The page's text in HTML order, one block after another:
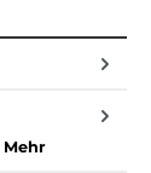
Mehr